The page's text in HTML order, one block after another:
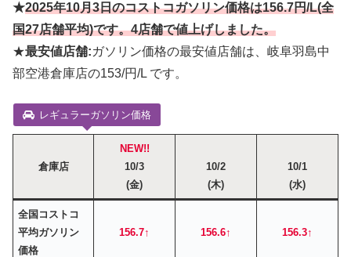
★2025年10月3日のコストコガソリン価格は156.7円/L(全
国27店舗平均)です。4店舗で値上げしました。
★最安値店舗:ガソリン価格の最安値店舗は、岐阜羽島中
部空港倉庫店の153/円/L です。
レギュラーガソリン価格
倉庫店
NEW!!
10/3
(金)
10/2
(木)
10/1
(水)
全国コストコ
平均ガソリン
価格
156.7↑ 156.6↑ 156.3↑